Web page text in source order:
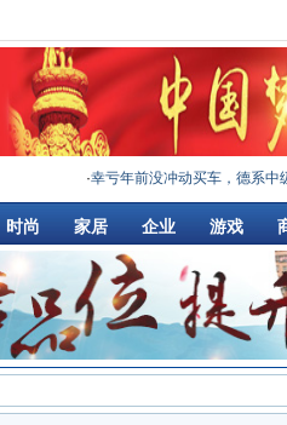
幸亏年前没冲动买车，德系中级
时尚 家居 企业 游戏